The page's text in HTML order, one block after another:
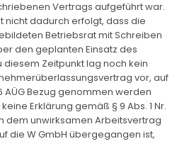
Vertrags aufgeführt war.
nicht dadurch erfolgt, dass die
Betriebsrat mit Schreiben
den geplanten Einsatz des
diesem Zeitpunkt lag noch kein
vor, auf
6 AÜG Bezug genommen werden
Erklärung gemäß § 9 Abs. 1 Nr.
dem unwirksamen Arbeitsvertrag
die W GmbH übergegangen ist,